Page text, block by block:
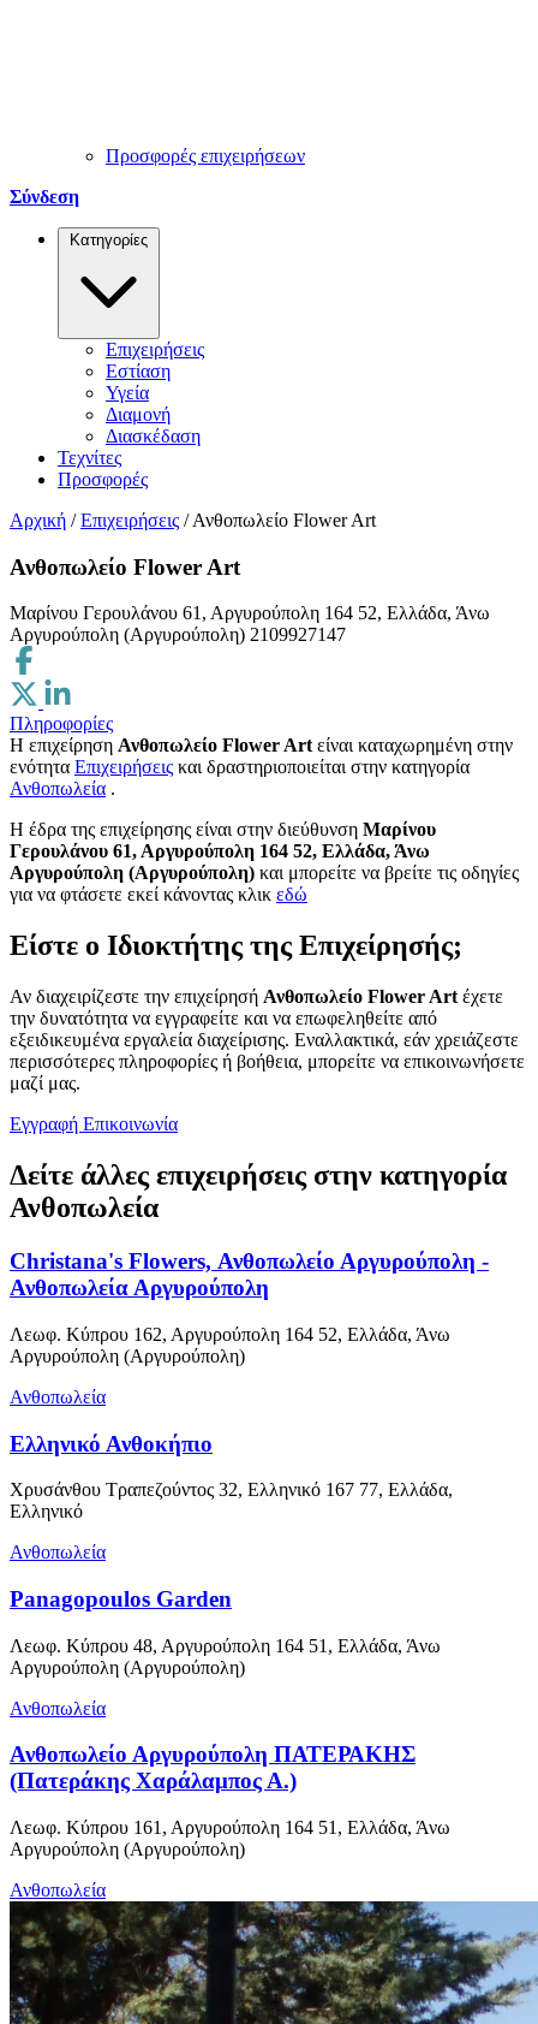
Προσφορές επιχειρήσεων
Σύνδεση
Κατηγορίες
Επιχειρήσεις
Εστίαση
Υγεία
Διαμονή
Διασκέδαση
Τεχνίτες
Προσφορές
Αρχική / Επιχειρήσεις / Ανθοπωλείο Flower Art
Ανθοπωλείο Flower Art
Μαρίνου Γερουλάνου 61, Αργυρούπολη 164 52, Ελλάδα, Άνω
Αργυρούπολη (Αργυρούπολη) 2109927147
Πληροφορίες
Η επιχείρηση Ανθοπωλείο Flower Artείναι καταχωρημένη στην
ενότητα Επιχειρήσεις και δραστηριοποιείται στην κατηγορία
Ανθοπωλεία .
H έδρα της επιχείρησης είναι στην διεύθυνση Μαρίνου
Γερουλάνου 61, Αργυρούπολη 164 52, Ελλάδα, Άνω
Αργυρούπολη (Αργυρούπολη) και μπορείτε να βρείτε τις οδηγίες
για να φτάσετε εκεί κάνοντας κλικ εδώ
Είστε ο Ιδιοκτήτης της Επιχείρησής;
Αν διαχειρίζεστε την επιχείρησή Ανθοπωλείο Flower Art έχετε
την δυνατότητα να εγγραφείτε και να επωφεληθείτε από
εξειδικευμένα εργαλεία διαχείρισης. Εναλλακτικά, εάν χρειάζεστε
περισσότερες πληροφορίες ή βοήθεια, μπορείτε να επικοινωνήσετε
μαζί μας.
Εγγραφή Επικοινωνία
Δείτε άλλες επιχειρήσεις στην κατηγορία
Ανθοπωλεία
Christana's Flowers, Ανθοπωλείο Αργυρούπολη -
Ανθοπωλεία Αργυρούπολη
Λεωφ. Κύπρου 162, Αργυρούπολη 164 52, Ελλάδα, Άνω
Αργυρούπολη (Αργυρούπολη)
Ανθοπωλεία
Ελληνικό Ανθοκήπιο
Χρυσάνθου Τραπεζούντος 32, Ελληνικό 167 77, Ελλάδα,
Ελληνικό
Ανθοπωλεία
Panagopoulos Garden
Λεωφ. Κύπρου 48, Αργυρούπολη 164 51, Ελλάδα, Άνω
Αργυρούπολη (Αργυρούπολη)
Ανθοπωλεία
Ανθοπωλείο Αργυρούπολη ΠΑΤΕΡΑΚΗΣ
(Πατεράκης Χαράλαμπος Α.)
Λεωφ. Κύπρου 161, Αργυρούπολη 164 51, Ελλάδα, Άνω
Αργυρούπολη (Αργυρούπολη)
Ανθοπωλεία